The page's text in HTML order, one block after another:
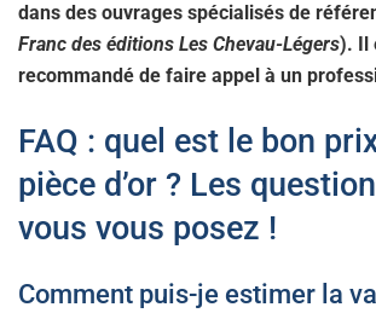
dans des ouvrages spécialisés de
Franc des éditions Les Chevau-Légers). Il
recommandé de faire appel à un
FAQ : quel est le bon
pièce d’or ? Les
vous vous posez !
Comment puis-je estimer la